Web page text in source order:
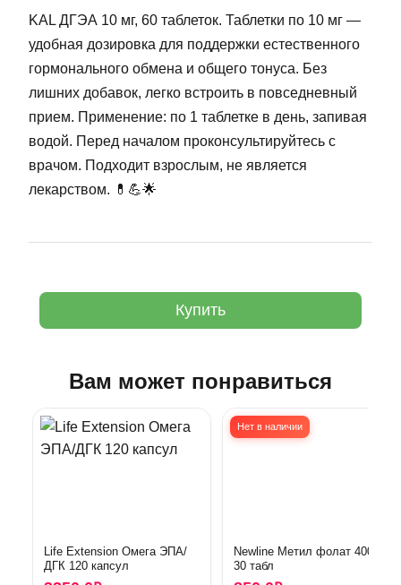
KAL ДГЭА 10 мг, 60 таблеток. Таблетки по 10 мг —
удобная дозировка для поддержки естественного
гормонального обмена и общего тонуса. Без
лишних добавок, легко встроить в повседневный
прием. Применение: по 1 таблетке в день, запивая
водой. Перед началом проконсультируйтесь с
врачом. Подходит взрослым, не является
лекарством. 💊💪🌟
Купить
Вам может понравиться
Life Extension Омега ЭПА/
ДГК 120 капсул
Нет в наличии
Newline Метил фолат 400 мг
30 табл